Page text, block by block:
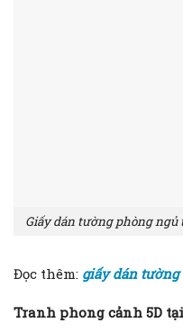
Giấy dán tường phòng ngủ
Đọc thêm: giấy dán tường
Tranh phong cảnh 5D